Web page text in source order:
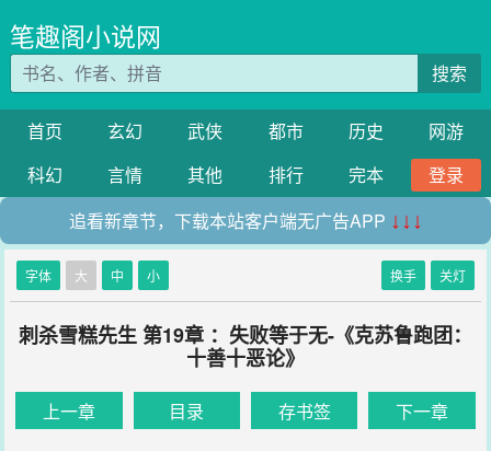
笔趣阁小说网
搜索
首页 玄幻 武侠 都市 历史
网游
科幻
言情 其他 排行 完本
登录
追看新章节，下载本站客户端无广告APP ↓↓↓
字体 大 中 小 换手 关灯
刺杀雪糕先生 第19章 ：失败等于无-《克苏鲁跑团：
十善十恶论》
上一章 目录 存书签 下一章